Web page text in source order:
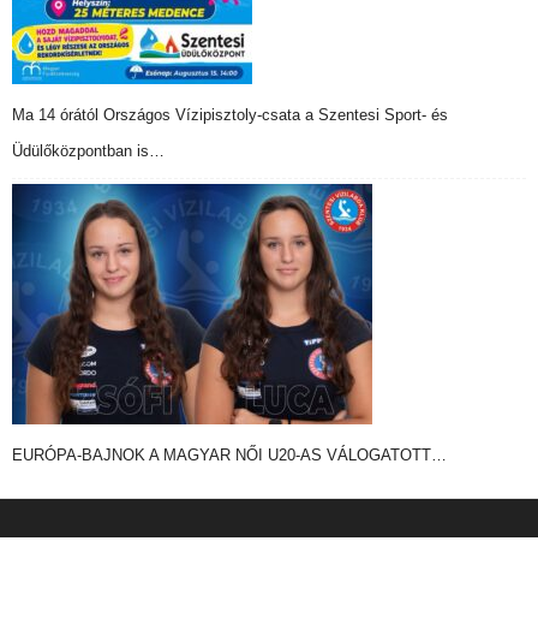
Ma 14 órától Országos Vízipisztoly-csata a Szentesi Sport- és
Üdülőközpontban is…
EURÓPA-BAJNOK A MAGYAR NŐI U20-AS VÁLOGATOTT…